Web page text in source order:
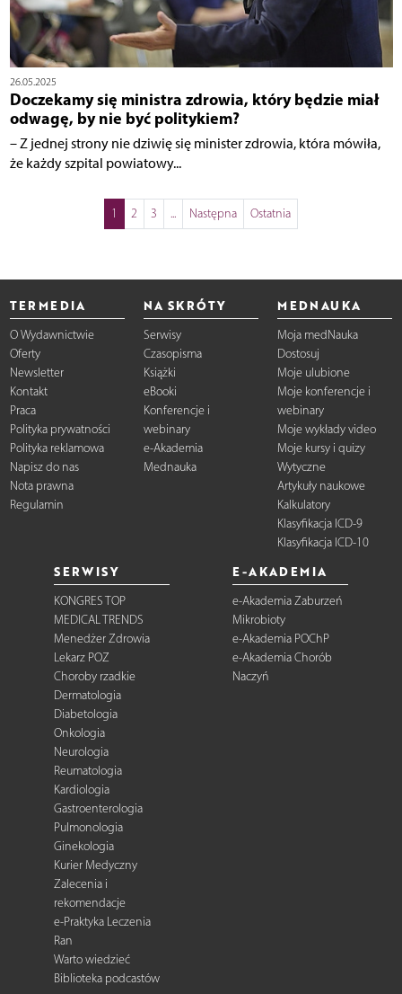
26.05.2025
Doczekamy się ministra zdrowia, który będzie miał
odwagę, by nie być politykiem?
– Z jednej strony nie dziwię się minister zdrowia, która mówiła,
że każdy szpital powiatowy...
1 2 3 ... Następna Ostatnia
TERMEDIA
O Wydawnictwie
Oferty
Newsletter
Kontakt
Praca
Polityka prywatności
Polityka reklamowa
Napisz do nas
Nota prawna
Regulamin
NA SKRÓTY
Serwisy
Czasopisma
Książki
eBooki
Konferencje i
webinary
e-Akademia
Mednauka
MEDNAUKA
Moja medNauka
Dostosuj
Moje ulubione
Moje konferencje i
webinary
Moje wykłady video
Moje kursy i quizy
Wytyczne
Artykuły naukowe
Kalkulatory
Klasyfikacja ICD-9
Klasyfikacja ICD-10
SERWISY
KONGRES TOP
MEDICAL TRENDS
Menedżer Zdrowia
Lekarz POZ
Choroby rzadkie
Dermatologia
Diabetologia
Onkologia
Neurologia
Reumatologia
Kardiologia
Gastroenterologia
Pulmonologia
Ginekologia
Kurier Medyczny
Zalecenia i
rekomendacje
e-Praktyka Leczenia
Ran
Warto wiedzieć
Biblioteka podcastów
E-AKADEMIA
e-Akademia Zaburzeń
Mikrobioty
e-Akademia POChP
e-Akademia Chorób
Naczyń